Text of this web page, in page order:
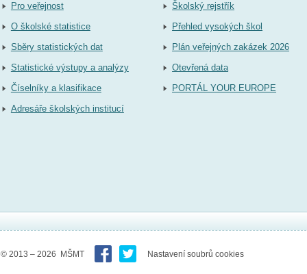
Pro veřejnost
O školské statistice
Sběry statistických dat
Statistické výstupy a analýzy
Číselníky a klasifikace
Adresáře školských institucí
Školský rejstřík
Přehled vysokých škol
Plán veřejných zakázek 2026
Otevřená data
PORTÁL YOUR EUROPE
© 2013 – 2026 MŠMT Nastavení soubrů cookies